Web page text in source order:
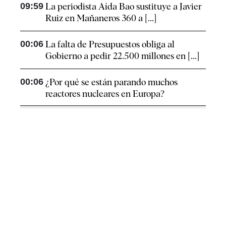
09:59 La periodista Aída Bao sustituye a Javier
Ruiz en Mañaneros 360 a [...]
00:06 La falta de Presupuestos obliga al
Gobierno a pedir 22.500 millones en [...]
00:06 ¿Por qué se están parando muchos
reactores nucleares en Europa?